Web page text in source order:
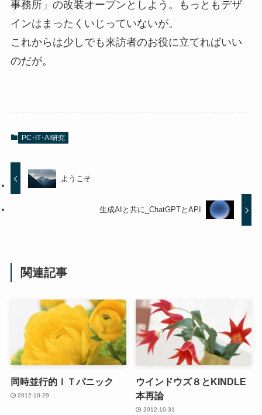
事務所」の改装オープンとしよう。もっともデザ
インはまったくいじっていないが。
これからは少しでも来訪者のお役に立てればいい
のだが。
PC･IT･AI研究
ようこそ
生成AIと共に_ChatGPTとAPI
関連記事
同時並行的ＩＴパニック
2012-10-29
ウインドウズ８とKINDLE
本再論
2012-10-31